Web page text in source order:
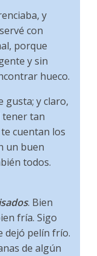
y
con
porque
y sin
hueco.
gusta; y claro,
tener tan
cuentan los
un buen
todos.
. Bien
fría. Sigo
dejó pelín frío.
de algún